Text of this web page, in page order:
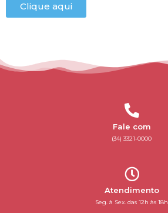
Clique aqui
Fale com
(34) 3321-0000
Atendimento
Seg. à Sex. das 12h às 18h